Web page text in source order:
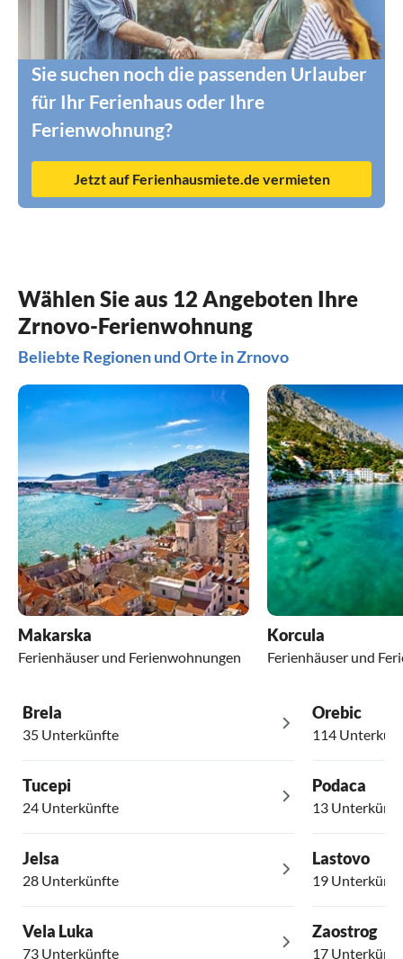
Sie suchen noch die passenden Urlauber
für Ihr Ferienhaus oder Ihre
Ferienwohnung?
Jetzt auf Ferienhausmiete.de vermieten
Wählen Sie aus 12 Angeboten Ihre
Zrnovo-Ferienwohnung
Beliebte Regionen und Orte in Zrnovo
Makarska
Ferienhäuser und Ferienwohnungen
Korcula
Ferienhäuser und
Brela
35 Unterkünfte
Tucepi
24 Unterkünfte
Jelsa
28 Unterkünfte
Vela Luka
73 Unterkünfte
Orebic
114
Podaca
13
Lastovo
19
Zaostrog
17